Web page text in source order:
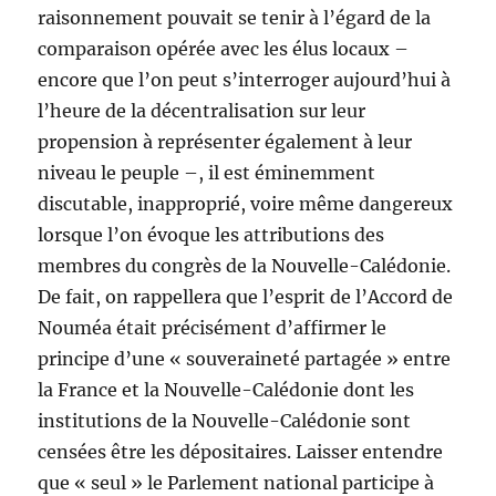
raisonnement pouvait se tenir à l’égard de la
comparaison opérée avec les élus locaux –
encore que l’on peut s’interroger aujourd’hui à
l’heure de la décentralisation sur leur
propension à représenter également à leur
niveau le peuple –, il est éminemment
discutable, inapproprié, voire même dangereux
lorsque l’on évoque les attributions des
membres du congrès de la Nouvelle-Calédonie.
De fait, on rappellera que l’esprit de l’Accord de
Nouméa était précisément d’affirmer le
principe d’une « souveraineté partagée » entre
la France et la Nouvelle-Calédonie dont les
institutions de la Nouvelle-Calédonie sont
censées être les dépositaires. Laisser entendre
que « seul » le Parlement national participe à